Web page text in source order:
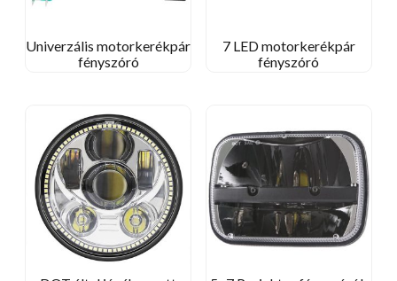
Univerzális motorkerékpár
fényszóró
7 LED motorkerékpár
fényszóró